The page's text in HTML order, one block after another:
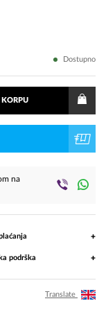
Dostupno
KORPU
na
+
podrška +
Translate